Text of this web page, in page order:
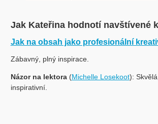
Jak Kateřina hodnotí navštívené
Jak na obsah jako profesionální
Zábavný, plný inspirace.
Názor na lektora(Michelle Losekoot):
inspirativní.